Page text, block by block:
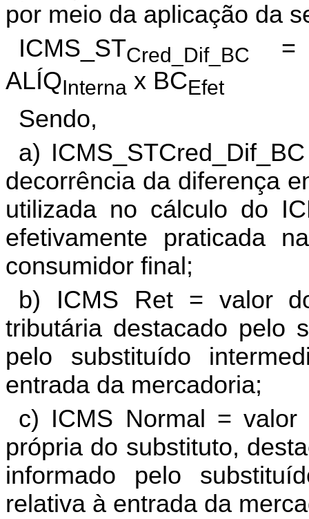
por meio da aplicação da
ICMS_STCred_Dif_BC
=
ALÍQInterna x BCEfet
Sendo,
a)
decorrência da diferença
utilizada no cálculo do
efetivamente praticada
consumidor final;
b) ICMS Ret = valor
tributária destacado pelo
pelo substituído
entrada da mercadoria;
c) ICMS Normal = valor
própria do substituto,
informado pelo
relativa à entrada da